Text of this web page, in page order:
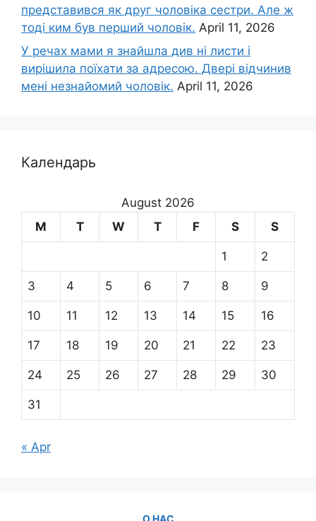
представився як друг чоловіка сестри. Але ж
тоді ким був перший чоловік. April 11, 2026
У речах мами я знайшла див ні листи і
вирішила поїхати за адресою. Двері відчинив
мені незнайомий чоловік. April 11, 2026
Календарь
August 2026
M
T W T F S S
1 2
3 4 5 6 7 8 9
10 11 12 13 14 15 16
17 18 19 20 21 22 23
24 25 26 27 28 29 30
31
« Apr
О НАС